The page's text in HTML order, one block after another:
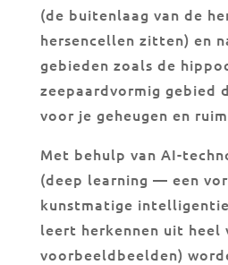
(de buitenlaag van de
hersencellen zitten) en
gebieden zoals de
zeepaardvormig gebied
voor je geheugen en
Met behulp van AI-
(deep learning — een
kunstmatige
leert herkennen uit heel
voorbeeldbeelden)